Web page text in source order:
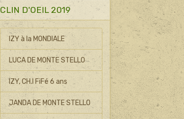
CLIN D'OEIL 2019
IZY à la MONDIALE
LUCA DE MONTE STELLO
IZY, CH.I FiFé 6 ans
JANDA DE MONTE STELLO